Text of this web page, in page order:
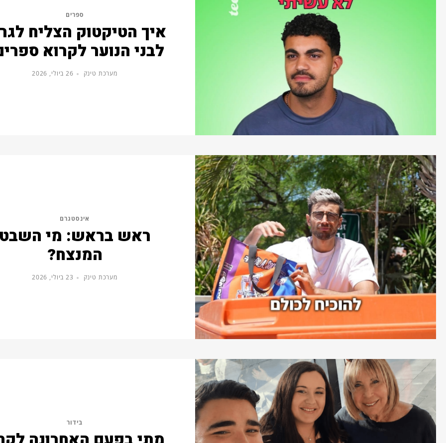
ספרים
איך הטיקטוק הצליח
לבני הנוער לקרוא
מערכת טינק 26 ביולי, 2026
אינסטגרם
ראש בראש: מי
המנצח?
מערכת טינק 23 ביולי, 2026
בידור